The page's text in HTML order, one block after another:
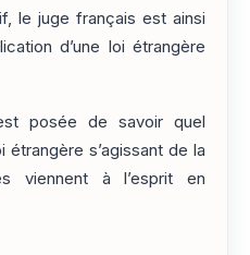
le juge français est ainsi
d’une loi étrangère
posée de savoir quel
s’agissant de la
viennent à l’esprit en